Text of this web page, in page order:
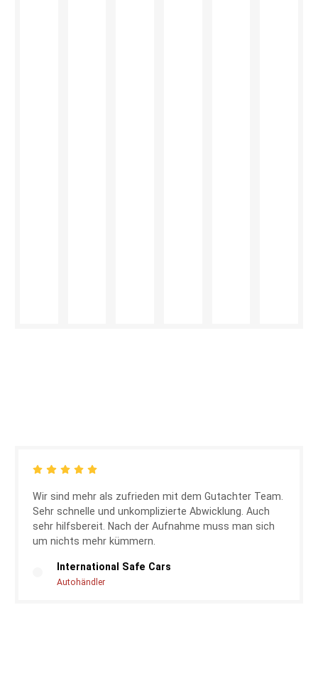
Wir sind mehr als zufrieden mit dem Gutachter Team.
Sehr schnelle und unkomplizierte Abwicklung. Auch
sehr hilfsbereit. Nach der Aufnahme muss man sich
um nichts mehr kümmern.
International Safe Cars
Autohändler